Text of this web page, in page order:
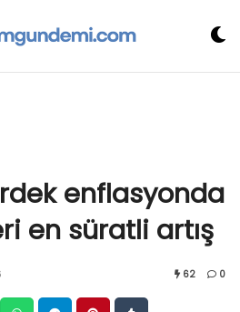
enflasyonda
en süratli artış
62 0